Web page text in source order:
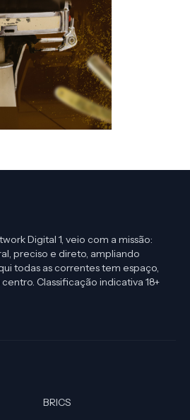
Digital 1, veio com a missão:
preciso e direto, ampliando
todas as correntes tem espaço,
Classificação indicativa 18+
BRICS